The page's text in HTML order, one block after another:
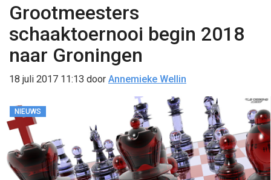
Grootmeesters
schaaktoernooi begin 2018
naar Groningen
18 juli 2017 11:13 door Annemieke Wellin
NIEUWS